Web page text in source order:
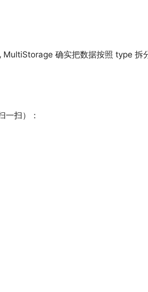
确实把数据按照 type 拆
一扫）：